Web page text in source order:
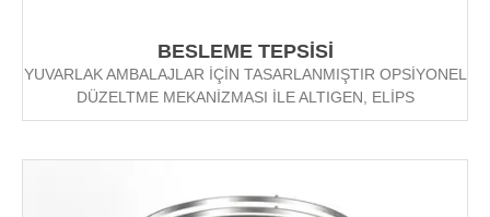
BESLEME TEPSİSİ
YUVARLAK AMBALAJLAR İÇİN TASARLANMIŞTIR OPSİYONEL
DÜZELTME MEKANİZMASI İLE ALTIGEN, ELİPS